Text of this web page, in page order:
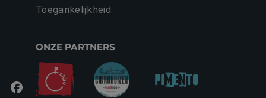
Toegankelijkheid
ONZE PARTNERS